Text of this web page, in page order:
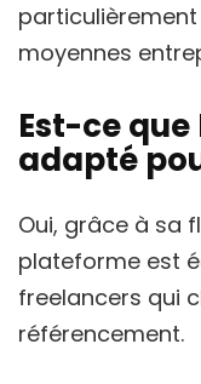
moyennes
Est-ce que
adapté
Oui, grâce à sa
plateforme est
freelancers qui
référencement.